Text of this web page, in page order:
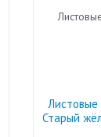
Старый